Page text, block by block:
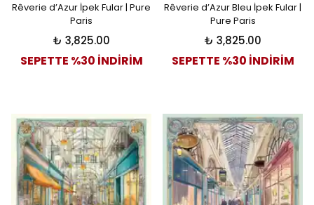
Rêverie d’Azur İpek Fular | Pure
Paris
₺ 3,825.00
SEPETTE %30 İNDİRİM
Rêverie d’Azur Bleu İpek Fular |
Pure Paris
₺ 3,825.00
SEPETTE %30 İNDİRİM